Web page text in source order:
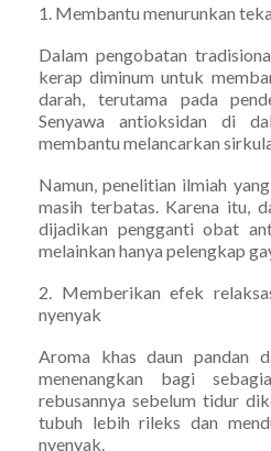
1. Membantu menurunkan
Dalam pengobatan
kerap diminum untuk
darah, terutama pada
Senyawa antioksidan di
membantu melancarkan
Namun, penelitian ilmiah
masih terbatas. Karena itu,
dijadikan pengganti obat
melainkan hanya pelengkap
2. Memberikan efek
nyenyak
Aroma khas daun pandan
menenangkan bagi
rebusannya sebelum tidur
tubuh lebih rileks dan
nyenyak.